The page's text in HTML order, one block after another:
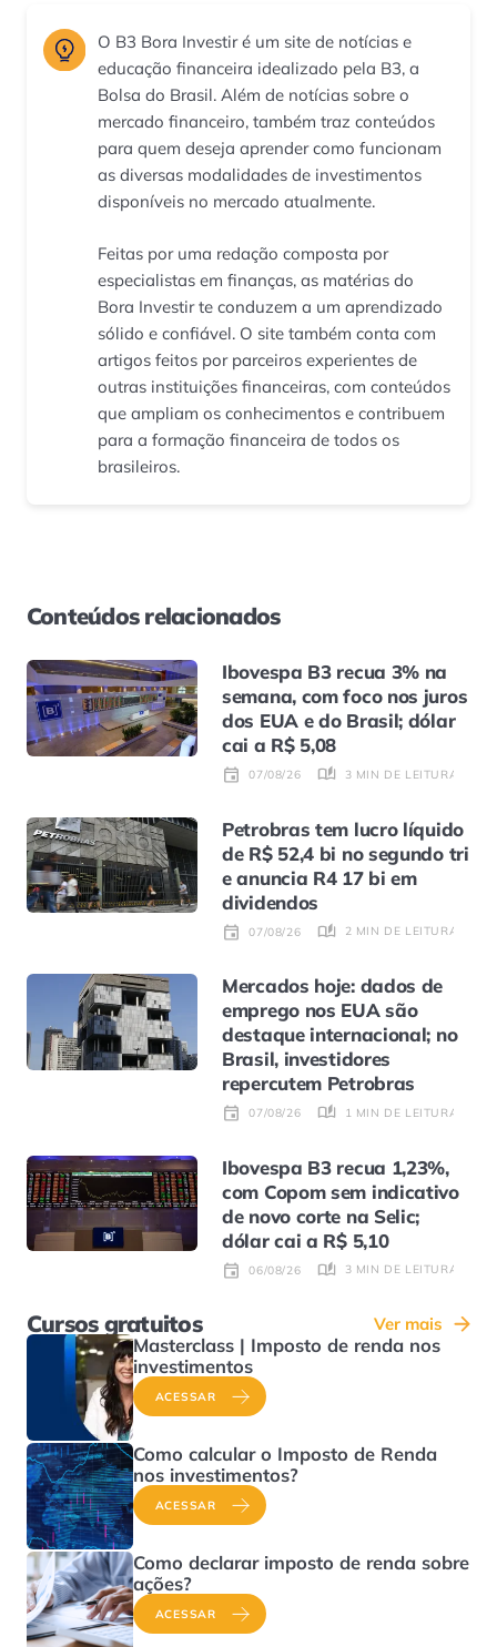
O B3 Bora Investir é um site de notícias e
educação financeira idealizado pela B3, a
Bolsa do Brasil. Além de notícias sobre o
mercado financeiro, também traz conteúdos
para quem deseja aprender como funcionam
as diversas modalidades de investimentos
disponíveis no mercado atualmente.
Feitas por uma redação composta por
especialistas em finanças, as matérias do
Bora Investir te conduzem a um aprendizado
sólido e confiável. O site também conta com
artigos feitos por parceiros experientes de
outras instituições financeiras, com conteúdos
que ampliam os conhecimentos e contribuem
para a formação financeira de todos os
brasileiros.
Conteúdos relacionados
Ibovespa B3 recua 3% na
semana, com foco nos juros
dos EUA e do Brasil; dólar
cai a R$ 5,08
07/08/26 3 MIN DE LEITURA
Petrobras tem lucro líquido
de R$ 52,4 bi no segundo tri
e anuncia R4 17 bi em
dividendos
07/08/26 2 MIN DE LEITURA
Mercados hoje: dados de
emprego nos EUA são
destaque internacional; no
Brasil, investidores
repercutem Petrobras
07/08/26 1 MIN DE LEITURA
Ibovespa B3 recua 1,23%,
com Copom sem indicativo
de novo corte na Selic;
dólar cai a R$ 5,10
06/08/26 3 MIN DE LEITURA
Cursos gratuitos Ver mais
Masterclass | Imposto de renda nos
investimentos
ACESSAR
Como calcular o Imposto de Renda
nos investimentos?
ACESSAR
Como declarar imposto de renda sobre
ações?
ACESSAR